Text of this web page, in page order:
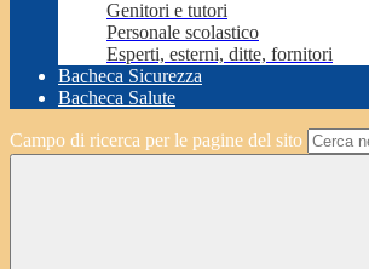
Genitori e tutori
Personale scolastico
Esperti, esterni, ditte, fornitori
Bacheca Sicurezza
Bacheca Salute
Campo di ricerca per le pagine del sito